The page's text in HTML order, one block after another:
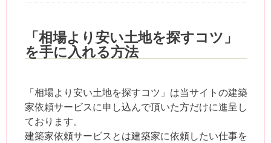
「相場より安い土地を探すコツ」
を手に入れる方法
「相場より安い土地を探すコツ」は当サイトの建築
家依頼サービスに申し込んで頂いた方だけに進呈し
ております。
建築家依頼サービスとは建築家に依頼したい仕事を